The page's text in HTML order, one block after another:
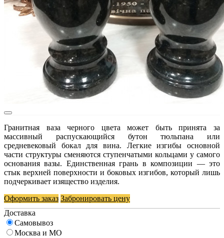
Гранитная ваза черного цвета может быть принята за
массивный распускающийся бутон тюльпана или
средневековый бокал для вина. Легкие изгибы основной
части структуры сменяются ступенчатыми кольцами у самого
основания вазы. Единственная грань в композиции — это
стык верхней поверхности и боковых изгибов, который лишь
подчеркивает изящество изделия.
Оформить заказ Забронировать цену
Доставка
Самовывоз
Москва и МО